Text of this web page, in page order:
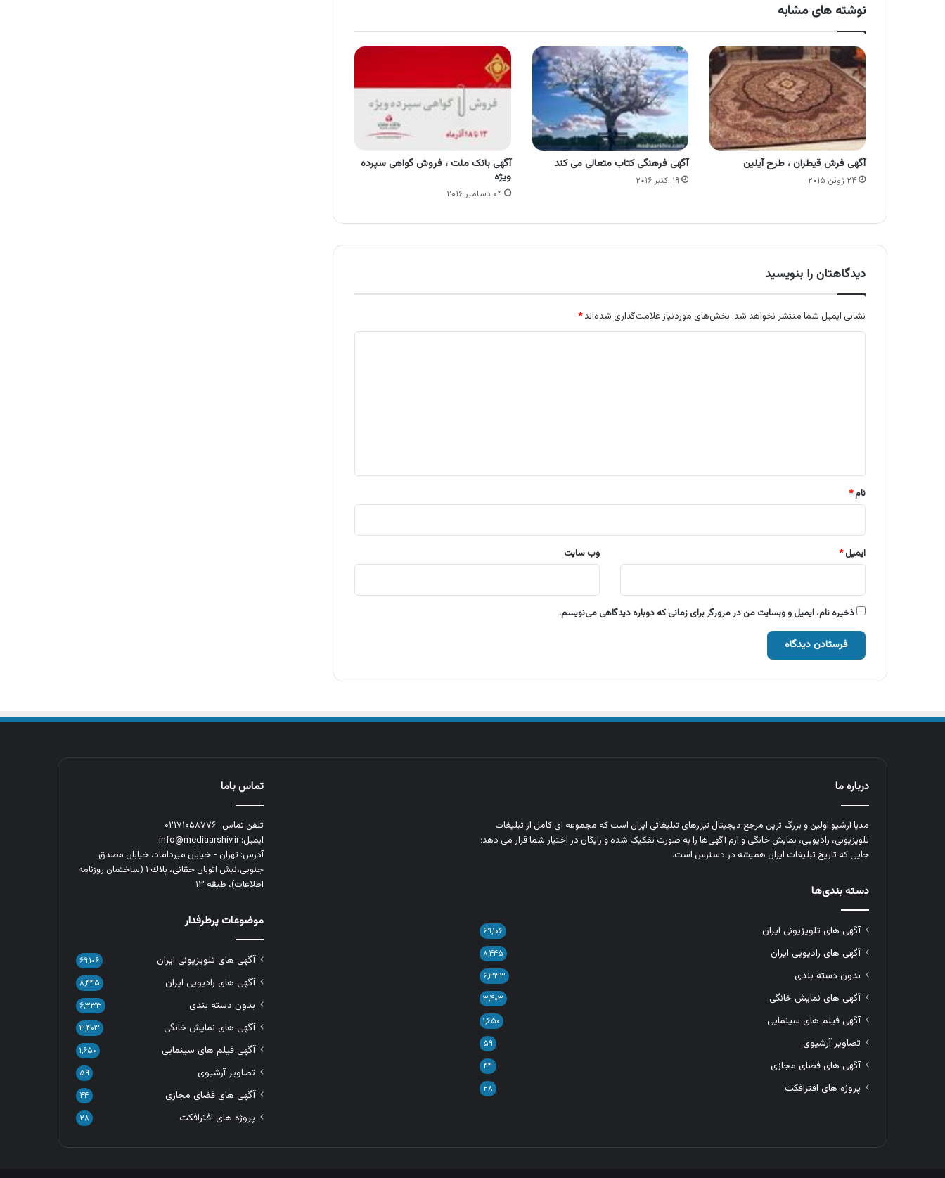
نوشته های مشابه
آگهی فرش قیطران ، طرح آیلین
۲۴ ژوئن ۲۰۱۵
آگهی فرهنگی کتاب متعالی می کند
۱۹ اکتبر ۲۰۱۶
آگهی بانک ملت ، فروش گواهی سپرده
ویژه
۰۴ دسامبر ۲۰۱۶
دیدگاهتان را بنویسید
نشانی ایمیل شما منتشر نخواهد شد. بخش‌های موردنیاز علامت‌گذاری شده‌اند*
نام*
ایمیل* وب‌ سایت
ذخیره نام، ایمیل و وبسایت من در مرورگر برای زمانی که دوباره دیدگاهی می‌نویسم.
درباره ما
مدیا آرشیو اولین و بزرگ‌ ترین مرجع دیجیتال تیزرهای تبلیغاتی ایران است که مجموعه‌ ای کامل از تبلیغات
تلویزیونی، رادیویی، نمایش خانگی و آرم‌ آگهی‌ها را به‌ صورت تفکیک‌ شده و رایگان در اختیار شما قرار می‌ دهد؛
جایی که تاریخ تبلیغات ایران همیشه در دسترس است.
دسته بندی‌ها
آگهی های تلویزیونی ایران ۶۹,۱۰۶
آگهی های رادیویی ایران ۸,۴۴۵
بدون دسته بندی ۶,۳۳۳
آگهی های نمایش خانگی ۳,۴۰۳
آگهی فیلم های سینمایی ۱,۶۵۰
تصاویر آرشیوی ۵۹
آگهی های فضای مجازی ۴۴
پروژه های افترافکت ۲۸
تماس باما
تلفن تماس : ۰۲۱۷۱۰۵۸۷۷۶
ایمیل: info@mediaarshiv.ir
آدرس: تهران - خیابان میرداماد، خیابان مصدق
جنوبی،نبش اتوبان حقانی، پلاك ١ (ساختمان روزنامه
اطلاعات)، طبقه ۱۳
موضوعات پرطرفدار
آگهی های تلویزیونی ایران ۶۹,۱۰۶
آگهی های رادیویی ایران ۸,۴۴۵
بدون دسته بندی ۶,۳۳۳
آگهی های نمایش خانگی ۳,۴۰۳
آگهی فیلم های سینمایی ۱,۶۵۰
تصاویر آرشیوی ۵۹
آگهی های فضای مجازی ۴۴
پروژه های افترافکت ۲۸